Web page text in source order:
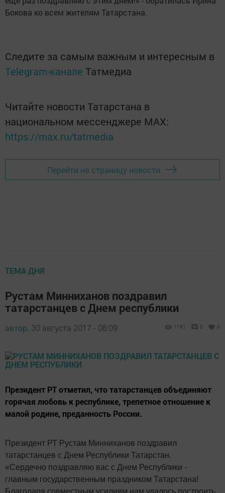
Бокова ко всем жителям Татарстана.
Следите за самым важным и интересным в
Telegram-канале Татмедиа
Читайте новости Татарстана в
национальном мессенджере MАХ:
https://max.ru/tatmedia
Перейти на страницу новости
ТЕМА ДНЯ
Рустам Минниханов поздравил
татарстанцев с Днем республики
автор, 30 августа 2017 - 08:09 1191 0 0
Президент РТ отметил, что татарстанцев объединяют
горячая любовь к республике, трепетное отношение к
малой родине, преданность России.
Президент РТ Рустам Минниханов поздравил
татарстанцев с Днем Республики Татарстан.
«Сердечно поздравляю вас с Днем Республики -
главным государственным праздником Татарстана!